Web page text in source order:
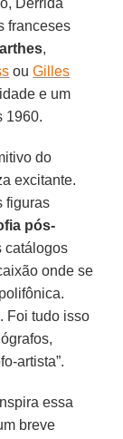
Derrida
franceses
,
ouGilles
e um
1960.
do
excitante.
figuras
pós-
catálogos
onde se
Foi tudo isso
artista”.
essa
breve